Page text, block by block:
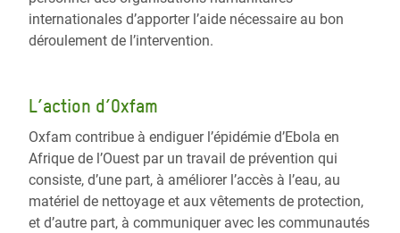
internationales d’apporter l’aide nécessaire au bon
déroulement de l’intervention.
L’action d’Oxfam
Oxfam contribue à endiguer l’épidémie d’Ebola en
Afrique de l’Ouest par un travail de prévention qui
consiste, d’une part, à améliorer l’accès à l’eau, au
matériel de nettoyage et aux vêtements de protection,
et d’autre part, à communiquer avec les communautés